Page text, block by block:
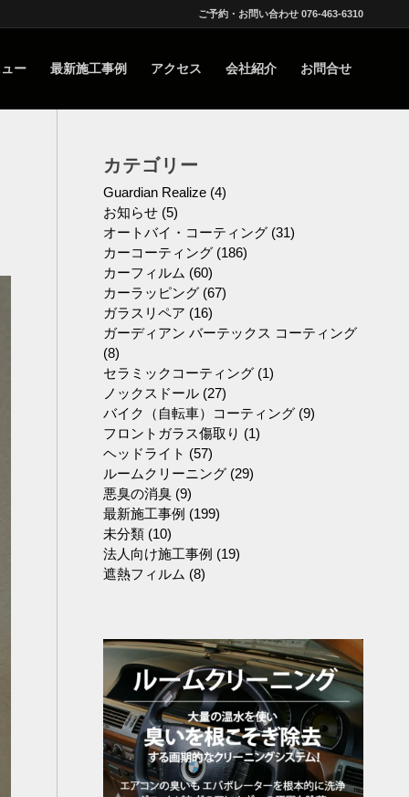
ご予約・お問い合わせ 076-463-6310
ー 最新施工事例 アクセス 会社紹介 お問合せ
カテゴリー
Guardian Realize (4)
お知らせ (5)
オートバイ・コーティング (31)
カーコーティング (186)
カーフィルム (60)
カーラッピング (67)
ガラスリペア (16)
ガーディアン バーテックス コーティング
(8)
セラミックコーティング (1)
ノックスドール (27)
バイク（自転車）コーティング (9)
フロントガラス傷取り (1)
ヘッドライト (57)
ルームクリーニング (29)
悪臭の消臭 (9)
最新施工事例 (199)
未分類 (10)
法人向け施工事例 (19)
遮熱フィルム (8)